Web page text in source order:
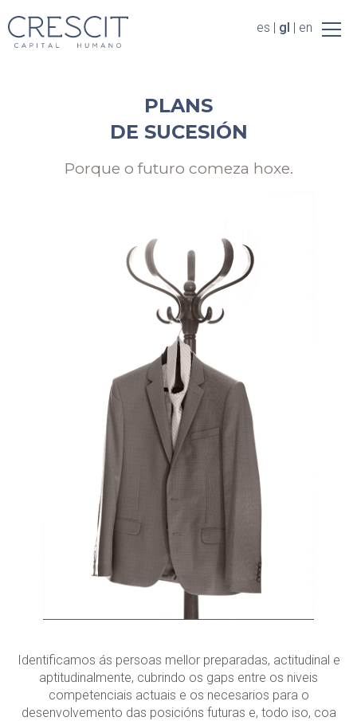
es | gl | en
Galego English
PLANS
DE SUCESIÓN
Porque o futuro comeza hoxe.
Identificamos ás persoas mellor preparadas, actitudinal e
aptitudinalmente, cubrindo os gaps entre os niveis
competenciais actuais e os necesarios para o
desenvolvemento das posicións futuras e, todo iso, coa